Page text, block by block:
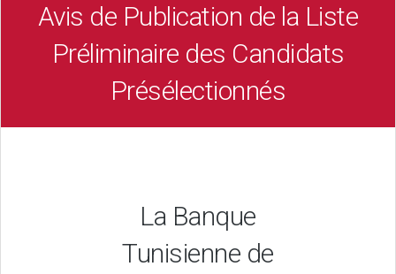
Avis de Publication de la Liste
Préliminaire des Candidats
Présélectionnés
La Banque
Tunisienne de